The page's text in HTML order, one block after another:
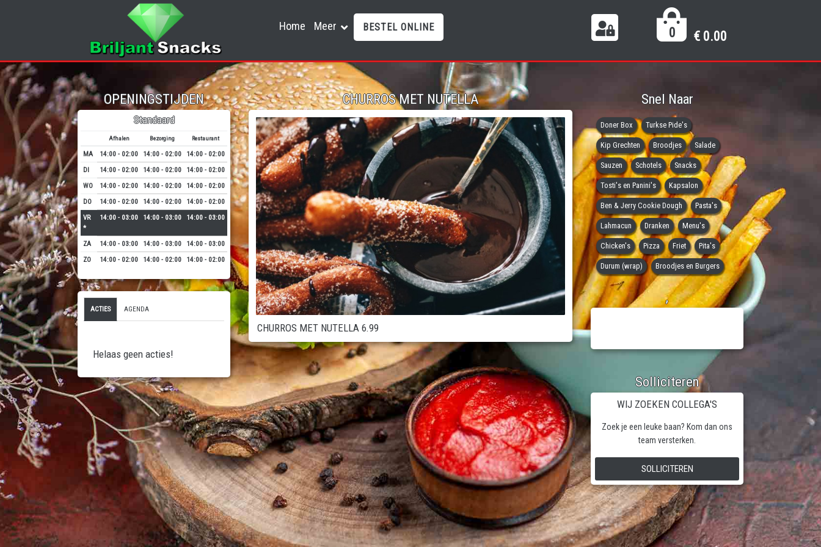
Home Meer BESTEL ONLINE 0 € 0.00
OPENINGSTIJDEN
Standaard
Afhalen Bezorging Restaurant
MA 14:00 - 02:00 14:00 - 02:00
14:00 - 02:00
DI
14:00 - 02:00 14:00 - 02:00
14:00 - 02:00
WO
14:00 - 02:00 14:00 - 02:00
14:00 - 02:00
DO
14:00 - 02:00 14:00 - 02:00
14:00 - 02:00
VR
*
14:00 - 03:00 14:00 - 03:00 14:00 - 03:00
ZA 14:00 - 03:00 14:00 - 03:00
14:00 - 03:00
ZO
14:00 - 02:00 14:00 - 02:00 14:00 - 02:00
ACTIES AGENDA
Helaas geen acties!
CHURROS MET NUTELLA
CHURROS MET NUTELLA 6.99
Snel Naar
Doner Box Turkse Pide's
Kip Grechten Broodjes Salade
Sauzen Schotels Snacks
Tosti's en Panini's Kapsalon
Ben & Jerry Cookie Dough Pasta's
Lahmacun Dranken Menu's
Chicken's Pizza Friet Pita's
Durum (wrap) Broodjes en Burgers
,
Solliciteren
WIJ ZOEKEN COLLEGA'S
Zoek je een leuke baan? Kom dan ons
team versterken.
SOLLICITEREN